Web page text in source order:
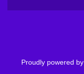
Proudly powered